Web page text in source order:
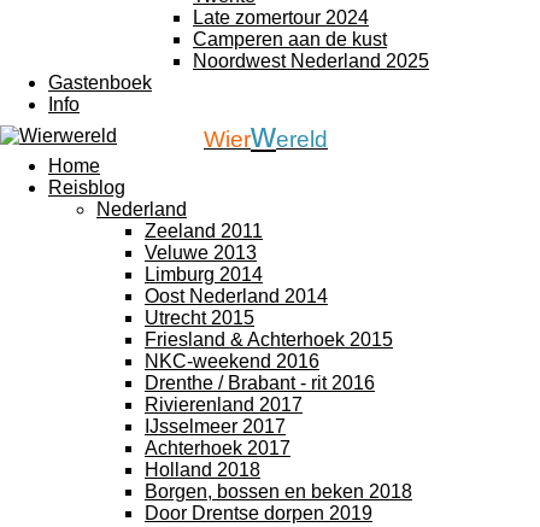
Late zomertour 2024
Camperen aan de kust
Noordwest Nederland 2025
Gastenboek
Info
Wierwereld
Home
Reisblog
Nederland
Zeeland 2011
Veluwe 2013
Limburg 2014
Oost Nederland 2014
Utrecht 2015
Friesland & Achterhoek 2015
NKC-weekend 2016
Drenthe / Brabant - rit 2016
Rivierenland 2017
IJsselmeer 2017
Achterhoek 2017
Holland 2018
Borgen, bossen en beken 2018
Door Drentse dorpen 2019